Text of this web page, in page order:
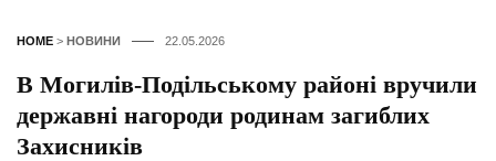
HOME > НОВИНИ 22.05.2026
В Могилів-Подільському районі вручили
державні нагороди родинам загиблих
Захисників